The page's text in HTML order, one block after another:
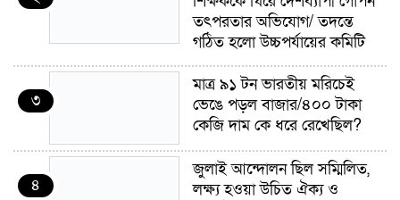
তৎপরতার অভিযোগ/ তদন্তে
গঠিত হলো উচ্চপর্যায়ের কমিটি
৩
মাত্র ৯১ টন ভারতীয় মরিচেই
ভেঙে পড়ল বাজার/৪০০ টাকা
কেজি দাম কে ধরে রেখেছিল?
৪
জুলাই আন্দোলন ছিল সম্মিলিত,
লক্ষ্য হওয়া উচিত ঐক্য ও